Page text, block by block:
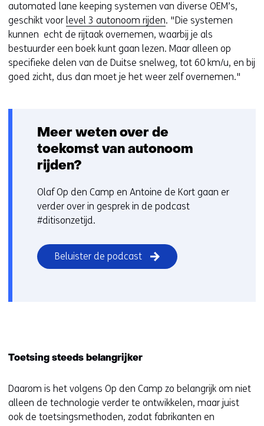
automated lane keeping systemen van diverse OEM’s,
geschikt voor level 3 autonoom rijden. "Die systemen
kunnen echt de rijtaak overnemen, waarbij je als
bestuurder een boek kunt gaan lezen. Maar alleen op
specifieke delen van de Duitse snelweg, tot 60 km/u, en bij
goed zicht, dus dan moet je het weer zelf overnemen."
Meer weten over de
toekomst van autonoom
rijden?
Olaf Op den Camp en Antoine de Kort gaan er
verder over in gesprek in de podcast
#ditisonzetijd.
Beluister de podcast
Toetsing steeds belangrijker
Daarom is het volgens Op den Camp zo belangrijk om niet
alleen de technologie verder te ontwikkelen, maar juist
ook de toetsingsmethoden, zodat fabrikanten en